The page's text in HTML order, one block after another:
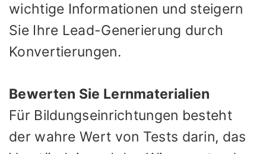
wichtige Informationen und steigern
Sie Ihre Lead-Generierung durch
Konvertierungen.
Bewerten Sie Lernmaterialien
Für Bildungseinrichtungen besteht
der wahre Wert von Tests darin, das